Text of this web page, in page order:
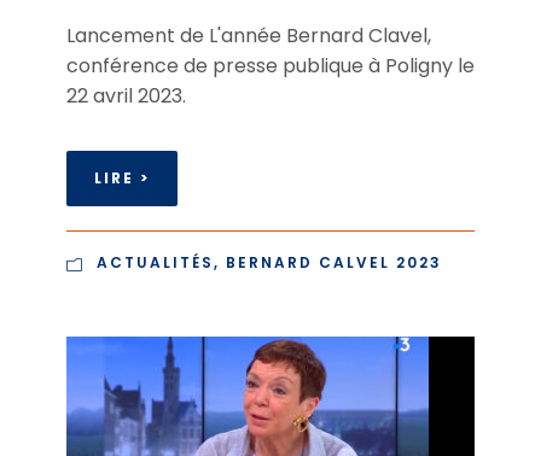
Lancement de L'année Bernard Clavel,
conférence de presse publique à Poligny le
22 avril 2023.
LIRE >
ACTUALITÉS, BERNARD CALVEL 2023